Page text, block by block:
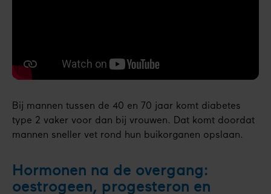
Bij mannen tussen de 40 en 70 jaar komt diabetes
type 2 vaker voor dan bij vrouwen. Dat komt doordat
mannen sneller vet rond hun buikorganen opslaan.
Hormonen na de overgang:
oestrogeen, progesteron en